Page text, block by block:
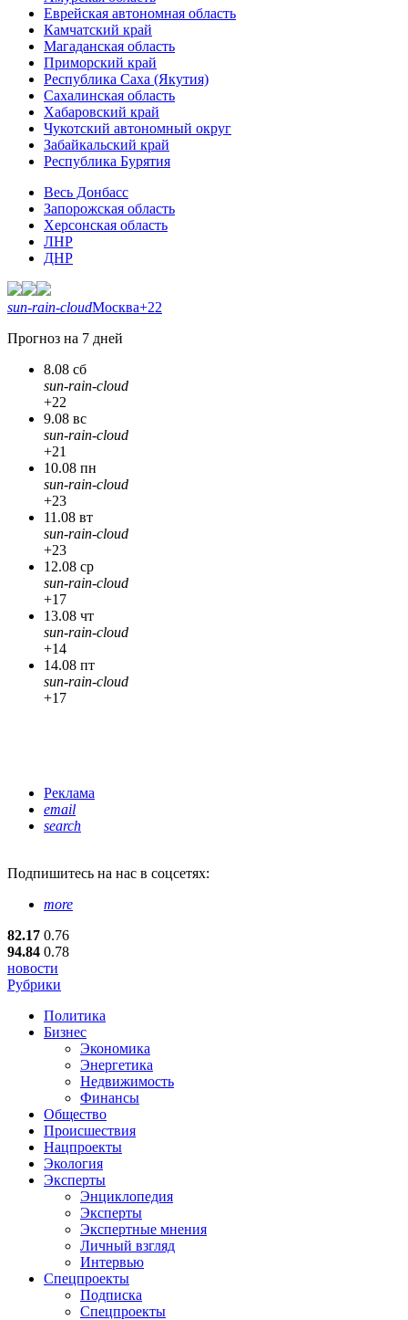
Еврейская автономная область
Камчатский край
Магаданская область
Приморский край
Республика Саха (Якутия)
Сахалинская область
Хабаровский край
Чукотский автономный округ
Забайкальский край
Республика Бурятия
Весь Донбасс
Запорожская область
Херсонская область
ЛНР
ДНР
sun-rain-cloudМосква+22
Прогноз на 7 дней
8.08 сб
sun-rain-cloud
+22
9.08 вс
sun-rain-cloud
+21
10.08 пн
sun-rain-cloud
+23
11.08 вт
sun-rain-cloud
+23
12.08 ср
sun-rain-cloud
+17
13.08 чт
sun-rain-cloud
+14
14.08 пт
sun-rain-cloud
+17
Реклама
email
search
Подпишитесь на нас в соцсетях:
more
82.17 0.76
94.84 0.78
новости
Рубрики
Политика
Бизнес
Экономика
Энергетика
Недвижимость
Финансы
Общество
Происшествия
Нацпроекты
Экология
Эксперты
Энциклопедия
Эксперты
Экспертные мнения
Личный взгляд
Интервью
Спецпроекты
Подписка
Спецпроекты